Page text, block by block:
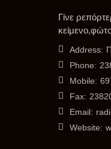
Γίνε
Address:
Phone:
Mobile:
Fax:
Email:
Website: